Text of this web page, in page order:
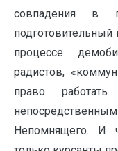
совпадения в
подготовительный
процессе
радистов,
право
Непомнящего. И